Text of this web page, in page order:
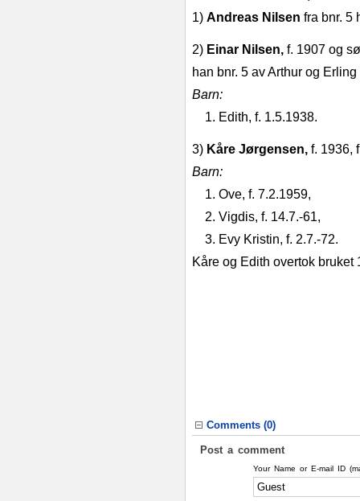
1) Andreas Nilsen fra bnr. 5
2) Einar Nilsen, f. 1907 og
han bnr. 5 av Arthur og
Barn:
1. Edith, f. 1.5.1938.
3) Kåre Jørgensen, f. 1936,
Barn:
1. Ove, f. 7.2.1959,
2. Vigdis, f. 14.7.‑61,
3. Evy Kristin, f. 2.7.‑72.
Kåre og Edith overtok bruket
Comments (0)
Post a comment
Your Name or E-mail ID